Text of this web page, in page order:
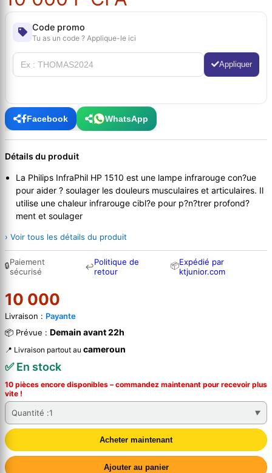
Code promo
Tu as un code ? Applique-le ici
Appliquer
Facebook WhatsApp
Détails du produit
La Philips InfraPhil HP 1510 est une lampe infrarouge con?ue
pour aider ? soulager les douleurs musculaires et articulaires. Il
utilise une chaleur infrarouge cibl?e pour p?n?trer profond?
ment et soulager
› Voir tous les détails du produit
🔒Paiement
sécurisé
↩Politique de
retour
📦Expédié par
ktjunior.com
10 000
Livraison : Payante
📦 Prévue : Demain avant 22h
📍 Livraison partout au cameroun
✅ En stock
10 pièces encore disponibles – commandez maintenant pour recevoir plus
vite !
Quantité :1
Acheter maintenant
Ajouter au panier